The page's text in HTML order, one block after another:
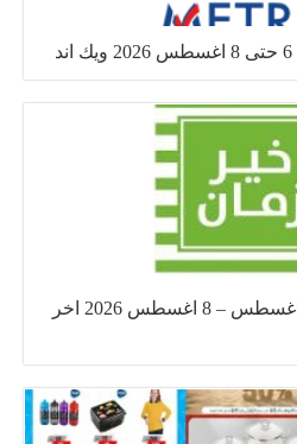
عروض خير زمان اليوم 6 اغسطس – 8 اغسطس 2026 اخر